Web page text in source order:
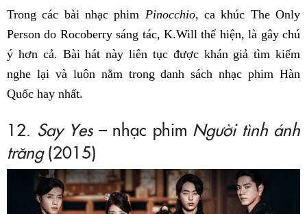
Trong các bài nhạc phim Pinocchio, ca khúc The Only
Person do Rocoberry sáng tác, K.Will thể hiện, là gây chú
ý hơn cả. Bài hát này liên tục được khán giả tìm kiếm
nghe lại và luôn nằm trong danh sách nhạc phim Hàn
Quốc hay nhất.
12. Say Yes– nhạc phim Người tình ánh
trăng(2015)